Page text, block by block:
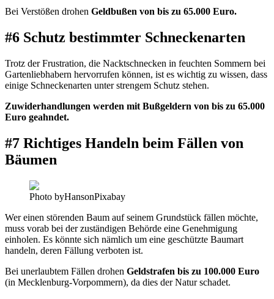
Bei Verstößen drohen Geldbußen von bis zu 65.000 Euro.
#6 Schutz bestimmter Schneckenarten
Trotz der Frustration, die Nacktschnecken in feuchten Sommern bei
Gartenliebhabern hervorrufen können, ist es wichtig zu wissen, dass
einige Schneckenarten unter strengem Schutz stehen.
Zuwiderhandlungen werden mit Bußgeldern von bis zu 65.000
Euro geahndet.
#7 Richtiges Handeln beim Fällen von
Bäumen
Photo byHansonPixabay
Wer einen störenden Baum auf seinem Grundstück fällen möchte,
muss vorab bei der zuständigen Behörde eine Genehmigung
einholen. Es könnte sich nämlich um eine geschützte Baumart
handeln, deren Fällung verboten ist.
Bei unerlaubtem Fällen drohen Geldstrafen bis zu 100.000 Euro
(in Mecklenburg-Vorpommern), da dies der Natur schadet.